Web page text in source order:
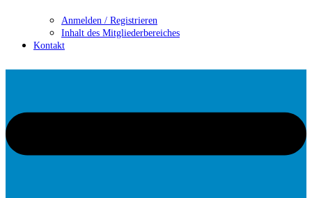
Anmelden / Registrieren
Inhalt des Mitgliederbereiches
Kontakt